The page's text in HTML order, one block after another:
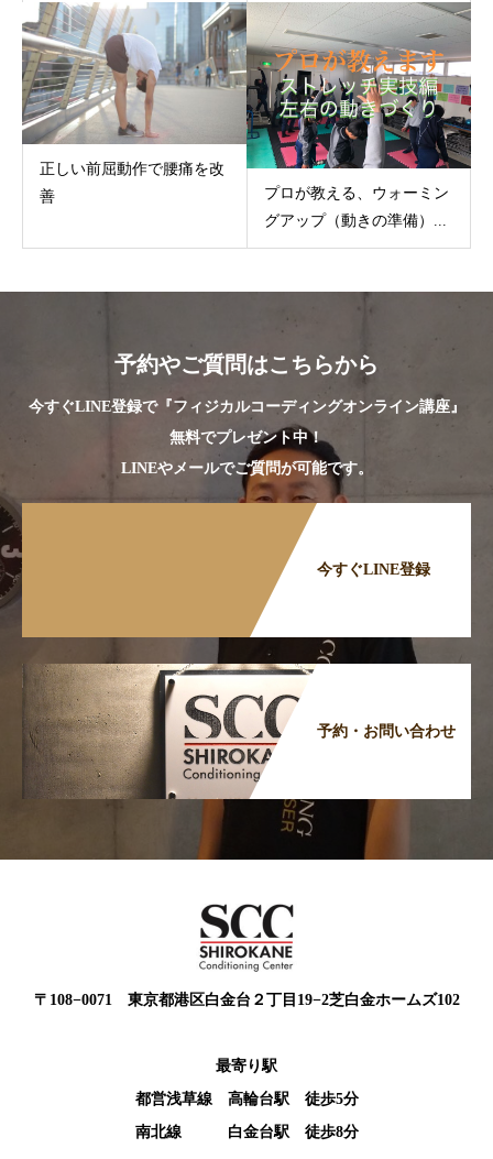
正しい前屈動作で腰痛を改
善
プロが教える、ウォーミン
グアップ（動きの準備）...
予約やご質問はこちらから
今すぐLINE登録で『フィジカルコーディングオンライン講座』
無料でプレゼント中！
LINEやメールでご質問が可能です。
今すぐLINE登録
予約・お問い合わせ
〒108−0071 東京都港区白金台２丁目19−2芝白金ホームズ102
最寄り駅
都営浅草線 高輪台駅 徒歩5分
南北線 白金台駅 徒歩8分